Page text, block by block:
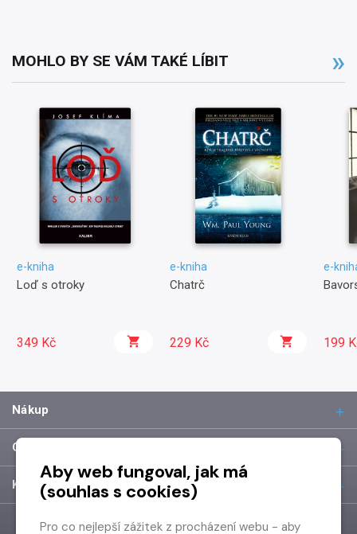
MOHLO BY SE VÁM TAKÉ LÍBIT
e-kniha
Loď s otroky
349 Kč
e-kniha
Chatrč
229 Kč
e-
199
Nákup
O společnosti
Kontakt
Aby web fungoval, jak má
(souhlas s cookies)
Pro co nejlepší zážitek z procházení webu - aby